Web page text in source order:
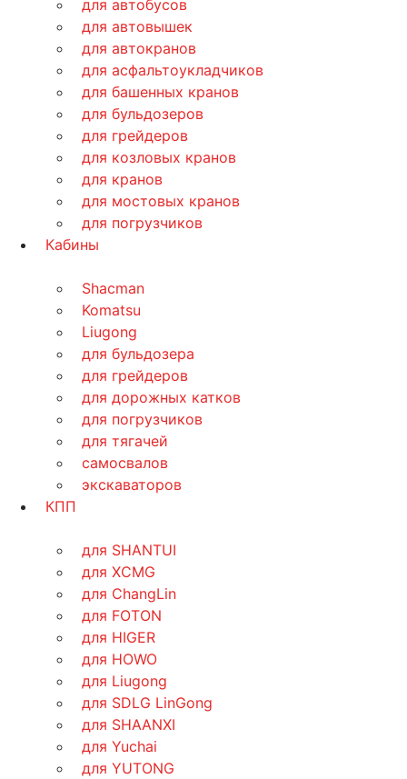
для автобусов
для автовышек
для автокранов
для асфальтоукладчиков
для башенных кранов
для бульдозеров
для грейдеров
для козловых кранов
для кранов
для мостовых кранов
для погрузчиков
Кабины
Shacman
Komatsu
Liugong
для бульдозера
для грейдеров
для дорожных катков
для погрузчиков
для тягачей
самосвалов
экскаваторов
КПП
для SHANTUI
для XCMG
для ChangLin
для FOTON
для HIGER
для HOWO
для Liugong
для SDLG LinGong
для SHAANXI
для Yuchai
для YUTONG